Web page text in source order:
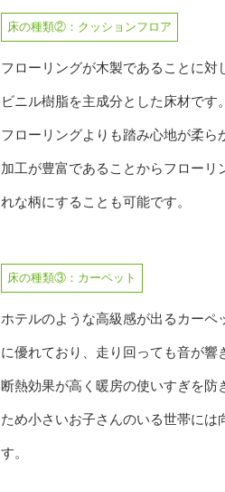
床の種類②：クッションフロア
フローリングが木製であることに対
ビニル樹脂を主成分とした床材です。
フローリングよりも踏み心地が柔ら
加工が豊富であることからフローリ
れな柄にすることも可能です。
床の種類③：カーペット
ホテルのような高級感が出るカーペ
に優れており、走り回っても音が響
断熱効果が高く暖房の使いすぎを防
ため小さいお子さんのいる世帯には
す。